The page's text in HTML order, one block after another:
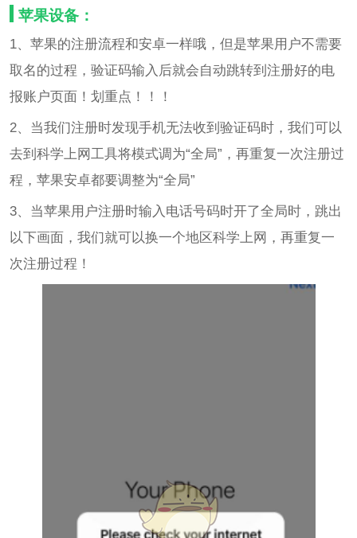
苹果设备：
1、苹果的注册流程和安卓一样哦，但是苹果用户不需要
取名的过程，验证码输入后就会自动跳转到注册好的电
报账户页面！划重点！！！
2、当我们注册时发现手机无法收到验证码时，我们可以
去到科学上网工具将模式调为“全局”，再重复一次注册过
程，苹果安卓都要调整为“全局”
3、当苹果用户注册时输入电话号码时开了全局时，跳出
以下画面，我们就可以换一个地区科学上网，再重复一
次注册过程！